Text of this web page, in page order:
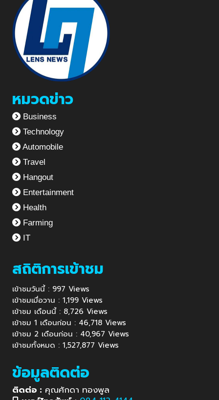
หมวดข่าว
Business
Technology
Automobile
Travel
Hangout
Entertainment
Health
Farming
IT
สถิติการเข้าชม
เข้าชมวันนี้ : 997 Views
เข้าชมเมื่อวาน : 1,199 Views
เข้าชม เดือนนี้ : 8,726 Views
เข้าชม 1 เดือนก่อน : 46,718 Views
เข้าชม 2 เดือนก่อน : 40,967 Views
เข้าชมทั้งหมด : 1,527,877 Views
ข้อมูลติดต่อ
ติดต่อ : คุณศักดา ทองพูล